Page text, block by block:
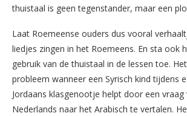
thuistaal is geen tegenstander, maar een
Laat Roemeense ouders dus vooral
liedjes zingen in het Roemeens. En sta ook
gebruik van de thuistaal in de lessen toe.
probleem wanneer een Syrisch kind tijdens
Jordaans klasgenootje helpt door een vraag
Nederlands naar het Arabisch te vertalen.